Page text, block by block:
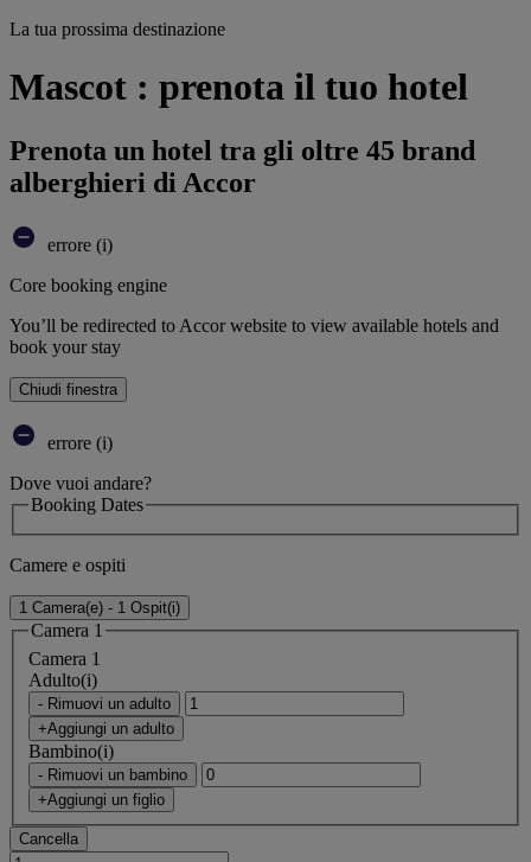
La tua prossima destinazione
Mascot : prenota il tuo hotel
Prenota un hotel tra gli oltre 45 brand
alberghieri di Accor
errore (i)
Core booking engine
You’ll be redirected to Accor website to view available hotels and
book your stay
Chiudi finestra
errore (i)
Dove vuoi andare?
Booking Dates
Camere e ospiti
1 Camera(e) - 1 Ospit(i)
Camera 1
Camera 1
Adulto(i)
- Rimuovi un adulto
+Aggiungi un adulto
Bambino(i)
- Rimuovi un bambino
+Aggiungi un figlio
Cancella